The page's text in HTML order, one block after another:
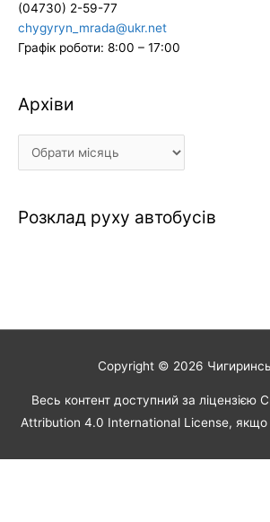
(04730) 2-59-77
chygyryn_mrada@ukr.net
Графік роботи: 8:00 – 17:00
Архіви
Архіви
Розклад руху автобусів
Copyright © 2026
Весь контент доступний за ліцензією
Attribution 4.0 International License, якщо